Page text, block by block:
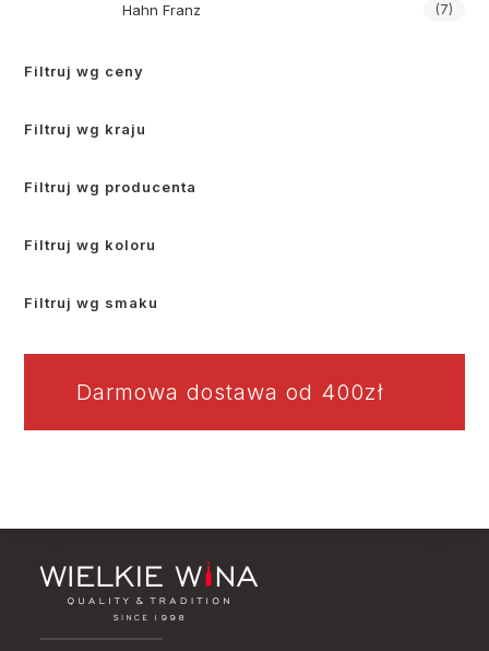
Hahn Franz (7)
Filtruj wg ceny
Filtruj wg kraju
Filtruj wg producenta
Filtruj wg koloru
Filtruj wg smaku
Darmowa dostawa od 400zł